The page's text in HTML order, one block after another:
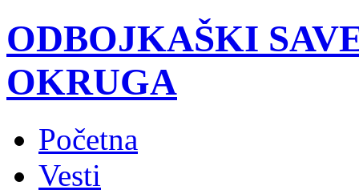
ODBOJKAŠKI
OKRUGA
Početna
Vesti